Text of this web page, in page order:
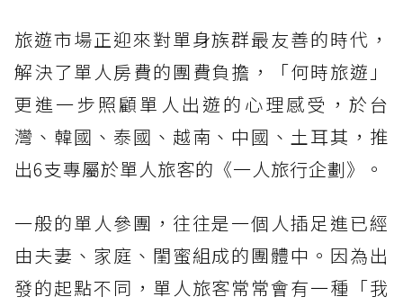
旅遊市場正迎來對單身族群最友善的時代，
解決了單人房費的團費負擔，「何時旅遊」
更進一步照顧單人出遊的心理感受，於台
灣、韓國、泰國、越南、中國、土耳其，推
出6支專屬於單人旅客的《一人旅行企劃》。
一般的單人參團，往往是一個人插足進已經
由夫妻、家庭、閨蜜組成的團體中。因為出
發的起點不同，單人旅客常常會有一種「我